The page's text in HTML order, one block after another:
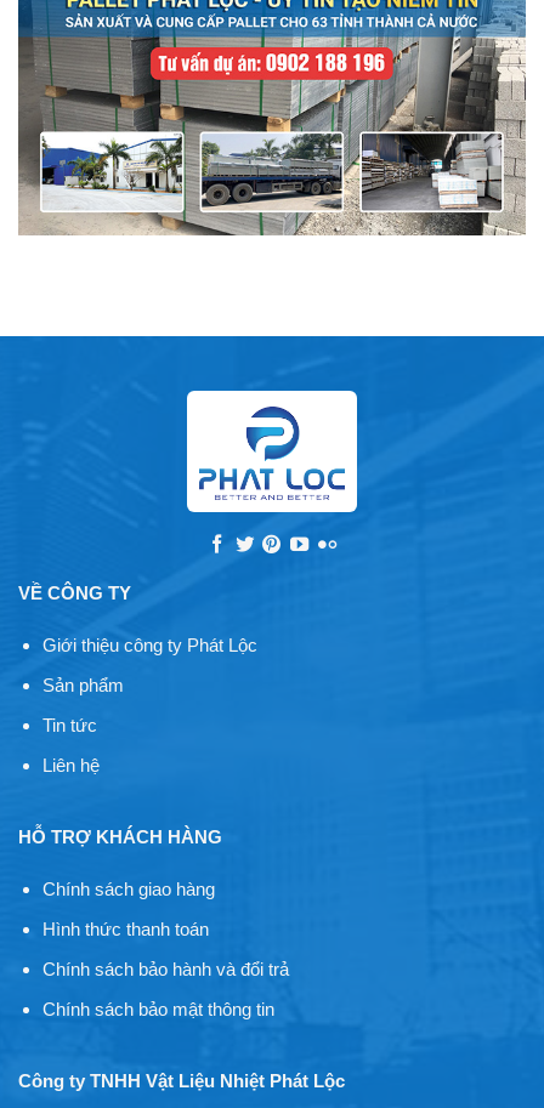
VỀ CÔNG TY
Giới thiệu công ty Phát Lộc
Sản phẩm
Tin tức
Liên hệ
HỖ TRỢ KHÁCH HÀNG
Chính sách giao hàng
Hình thức thanh toán
Chính sách bảo hành và đổi trả
Chính sách bảo mật thông tin
Công ty TNHH Vật Liệu Nhiệt Phát Lộc